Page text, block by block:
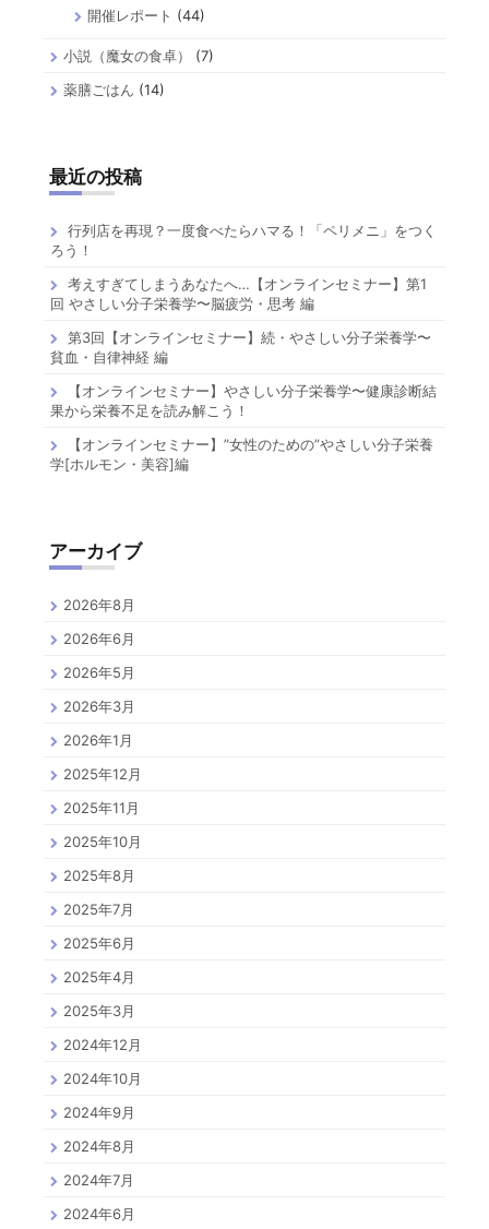
開催レポート (44)
小説（魔女の食卓）
(7)
薬膳ごはん (14)
最近の投稿
行列店を再現？一度食べたらハマる！「ペリメニ」をつく
ろう！
考えすぎてしまうあなたへ…【オンラインセミナー】第1
回 やさしい分子栄養学〜脳疲労・思考 編
第3回【オンラインセミナー】続・やさしい分子栄養学〜
貧血・自律神経 編
【オンラインセミナー】やさしい分子栄養学〜健康診断結
果から栄養不足を読み解こう！
【オンラインセミナー】”女性のための”やさしい分子栄養
学[ホルモン・美容]編
アーカイブ
2026年8月
2026年6月
2026年5月
2026年3月
2026年1月
2025年12月
2025年11月
2025年10月
2025年8月
2025年7月
2025年6月
2025年4月
2025年3月
2024年12月
2024年10月
2024年9月
2024年8月
2024年7月
2024年6月